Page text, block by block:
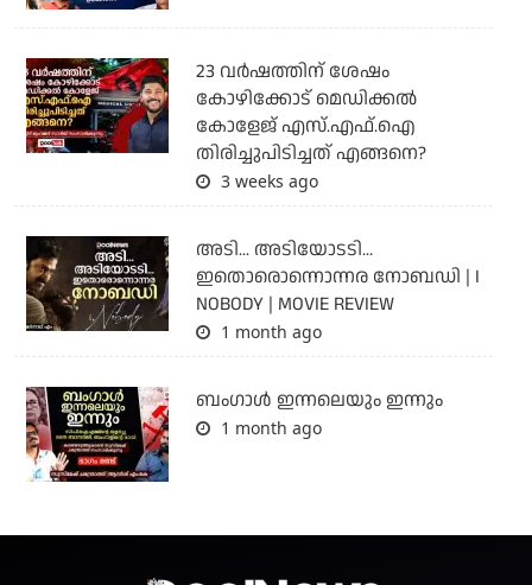
23 വർഷത്തിന് ശേഷം
കോഴിക്കോട് മെഡിക്കൽ
കോളേജ് എസ്.എഫ്.ഐ
തിരിച്ചുപിടിച്ചത് എങ്ങനെ?
3 weeks ago
അടി... അടിയോടടി...
ഇതൊരൊന്നൊന്നര നോബഡി | I
NOBODY | MOVIE REVIEW
1 month ago
ബംഗാള്‍ ഇന്നലെയും ഇന്നും
1 month ago